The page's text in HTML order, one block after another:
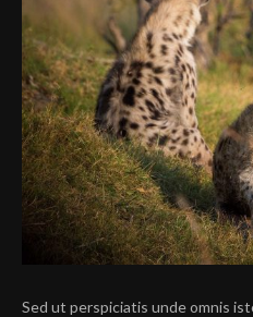
Sed ut perspiciatis unde omnis